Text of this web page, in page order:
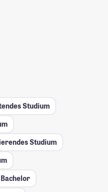
Studium
Studium
Bachelor